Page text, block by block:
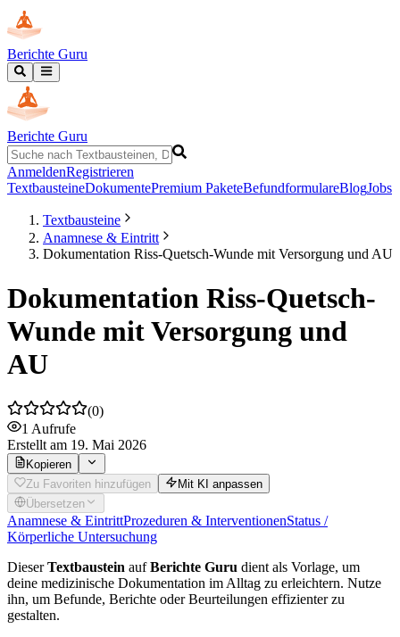
Berichte Guru
Berichte Guru
AnmeldenRegistrieren
TextbausteineDokumentePremium PaketeBefundformulareBlogJobs
Textbausteine
Anamnese & Eintritt
Dokumentation Riss-Quetsch-Wunde mit Versorgung und AU
Dokumentation Riss-Quetsch-
Wunde mit Versorgung und
AU
(0)
1 Aufrufe
Erstellt am 19. Mai 2026
Kopieren
Zu Favoriten hinzufügen
Mit KI anpassen
Übersetzen
Anamnese & EintrittProzeduren & InterventionenStatus /
Körperliche Untersuchung
DieserTextbaustein aufBerichte Guru dient als Vorlage, um
deine medizinische Dokumentation im Alltag zu erleichtern. Nutze
ihn, um Befunde, Berichte oder Beurteilungen effizienter zu
gestalten.